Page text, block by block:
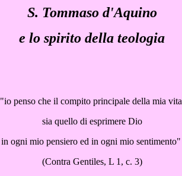
S. Tommaso d'Aquino
e lo spirito della teologia
"io penso che il compito principale della mia vita
sia quello di esprimere Dio
in ogni mio pensiero ed in ogni mio sentimento"
(Contra Gentiles, L 1, c. 3)